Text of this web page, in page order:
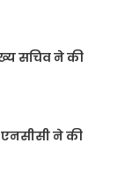
सचिव ने की
ने की